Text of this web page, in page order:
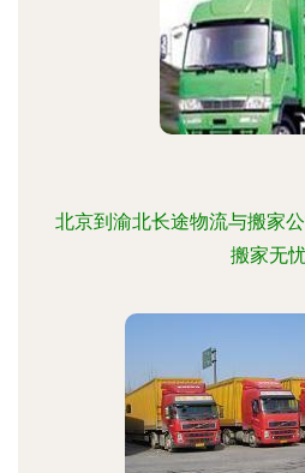
北京到渝北长途物流与搬家
搬家无